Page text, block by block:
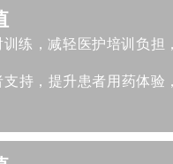
练，减轻医护培训负担
持，提升患者用药体验